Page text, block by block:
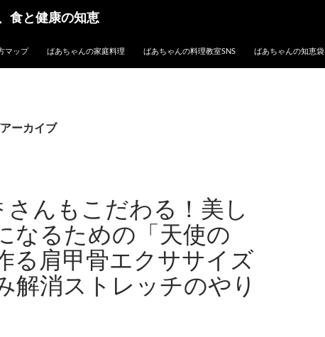
食と健康の知恵
マップ ばあちゃんの家庭料理 ばあちゃんの料理教室SNS ばあちゃんの知恵袋
ーカイブ
さんもこだわる！美し
なるための「天使の
る肩甲骨エクササイズ
解消ストレッチのやり